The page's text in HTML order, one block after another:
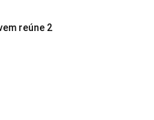
reúne 2